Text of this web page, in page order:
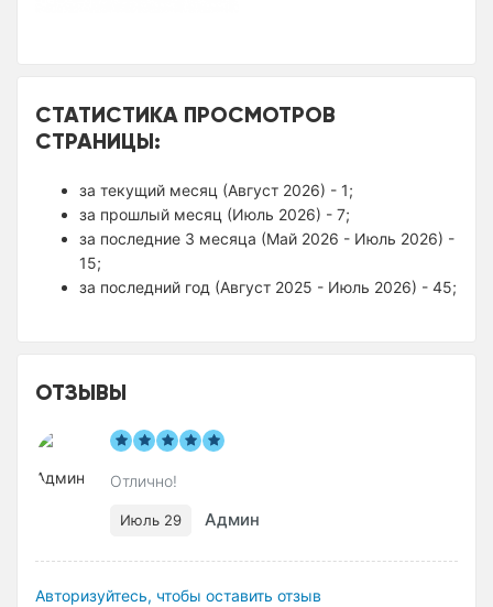
СТАТИСТИКА ПРОСМОТРОВ
СТРАНИЦЫ:
за текущий месяц (Август 2026) - 1;
за прошлый месяц (Июль 2026) - 7;
за последние 3 месяца (Май 2026 - Июль 2026) -
15;
за последний год (Август 2025 - Июль 2026) - 45;
ОТЗЫВЫ
Отлично!
Июль 29 Админ
Авторизуйтесь, чтобы оставить отзыв